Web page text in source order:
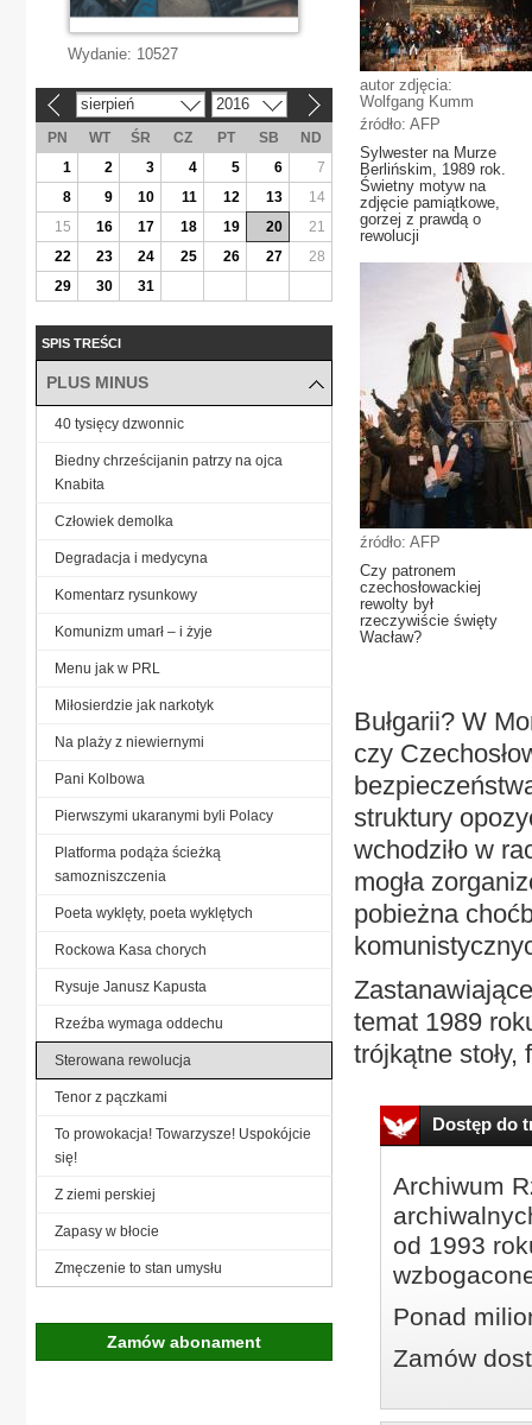
autor zdjęcia:
Wolfgang Kumm
źródło: AFP
Sylwester na Murze
Berlińskim, 1989 rok.
Świetny motyw na
zdjęcie pamiątkowe,
gorzej z prawdą o
rewolucji
źródło: AFP
Czy patronem
czechosłowackiej
rewolty był
rzeczywiście święty
Wacław?
Bułgarii? W
czy
struktury
wchodziło w
mogła
pobieżna
temat 1989
trójkątne stoły,
Dostęp do
Archiwum
od 1993
Ponad
Zamów
Wydanie: 10527
sierpień 2016
PN WT ŚR CZ PT SB
ND
1
2 3 4 5 6
7
8
9 10 11 12 13
14
15
16 17 18 19 20
21
22
23 24 25 26 27
28
29
30 31
SPIS TREŚCI
PLUS MINUS
40 tysięcy dzwonnic
Biedny chrześcijanin patrzy na ojca
Knabita
Człowiek demolka
Degradacja i medycyna
Komentarz rysunkowy
Komunizm umarł – i żyje
Menu jak w PRL
Miłosierdzie jak narkotyk
Na plaży z niewiernymi
Pani Kolbowa
Pierwszymi ukaranymi byli Polacy
Platforma podąża ścieżką
samozniszczenia
Poeta wyklęty, poeta wyklętych
Rockowa Kasa chorych
Rysuje Janusz Kapusta
Rzeźba wymaga oddechu
Sterowana rewolucja
Tenor z pączkami
To prowokacja! Towarzysze! Uspokójcie
się!
Z ziemi perskiej
Zapasy w błocie
Zmęczenie to stan umysłu
Zamów abonament